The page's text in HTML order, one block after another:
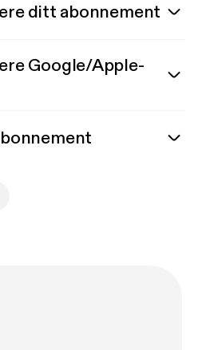
ditt abonnement
Google/Apple-